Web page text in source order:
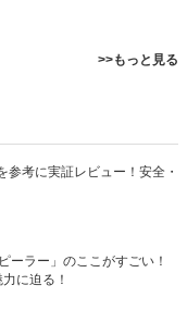
>>もっと見る
参考に実証レビュー！安全・
ーラー」のここがすごい！
に迫る！